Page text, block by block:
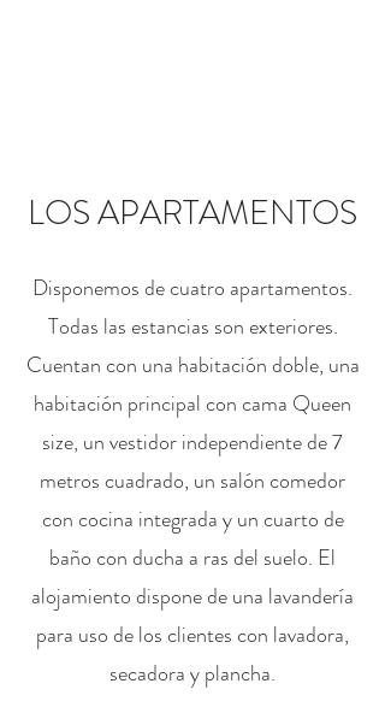
LOS APARTAMENTOS
Disponemos de cuatro apartamentos.
Todas las estancias son exteriores.
Cuentan con una habitación doble, una
habitación principal con cama Queen
size, un vestidor independiente de 7
metros cuadrado, un salón comedor
con cocina integrada y un cuarto de
baño con ducha a ras del suelo. El
alojamiento dispone de una lavandería
para uso de los clientes con lavadora,
secadora y plancha.